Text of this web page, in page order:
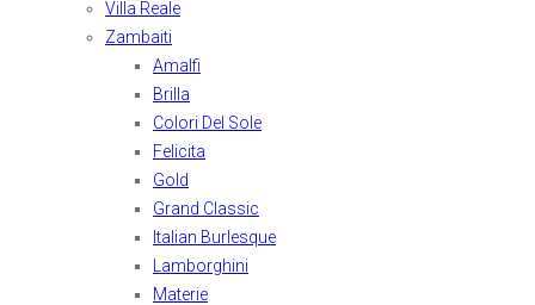
Villa Reale
Zambaiti
Amalfi
Brilla
Colori Del Sole
Felicita
Gold
Grand Classic
Italian Burlesque
Lamborghini
Materie